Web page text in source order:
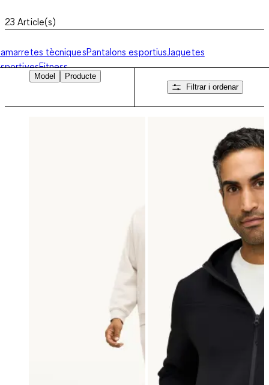
23 Article(s)
tècniquesPantalons esportius Jaquetes
Fitness
Model
Producte
Filtrar i ordenar